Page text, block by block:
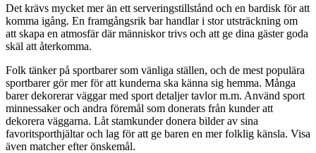
Det krävs mycket mer än ett serveringstillstånd och en bardisk för att
komma igång. En framgångsrik bar handlar i stor utsträckning om
att skapa en atmosfär där människor trivs och att ge dina gäster goda
skäl att återkomma.
Folk tänker på sportbarer som vänliga ställen, och de mest populära
sportbarer gör mer för att kunderna ska känna sig hemma. Många
barer dekorerar väggar med sport detaljer tavlor m.m. Använd sport
minnessaker och andra föremål som donerats från kunder att
dekorera väggarna. Låt stamkunder donera bilder av sina
favoritsporthjältar och lag för att ge baren en mer folklig känsla. Visa
även matcher efter önskemål.